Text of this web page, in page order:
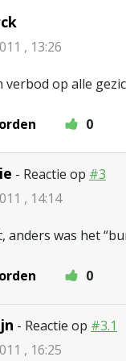
, 13:26
verbod op alle
0
- Reactie op #3
, 14:14
anders was het
0
- Reactie op #3.1
, 16:25